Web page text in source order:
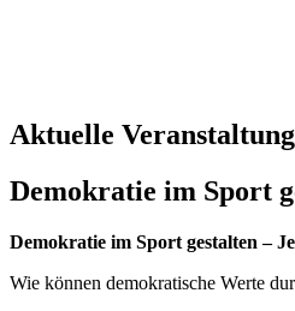
Aktuelle
Demokratie im Sport
Demokratie im Sport gestalten –
Wie können demokratische Werte